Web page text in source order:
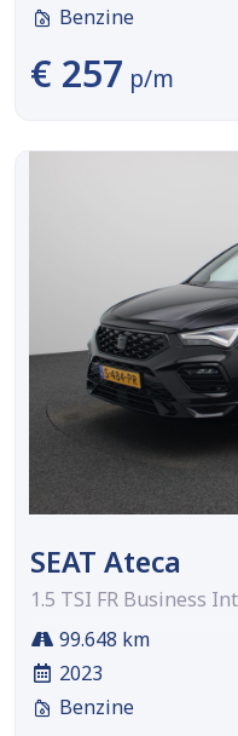
Benzine
€ 257 p/m
SEAT Ateca
1.5 TSI FR Business
99.648 km
2023
Benzine